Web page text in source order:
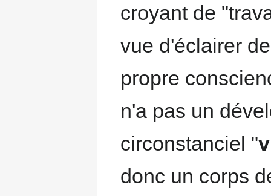
croyant de
vue d'éclairer
propre
n'a pas un
circonstanciel "
donc un corps